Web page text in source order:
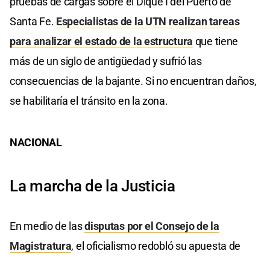
Santa Fe. Especialistas de la UTN realizan tareas
para analizar el estado de la estructura que tiene
más de un siglo de antigüedad y sufrió las
consecuencias de la bajante. Si no encuentran daños,
se habilitaría el tránsito en la zona.
NACIONAL
La marcha de la Justicia
En medio de lasdisputas por el Consejo de la
Magistratura, el oficialismo redobló su apuesta de